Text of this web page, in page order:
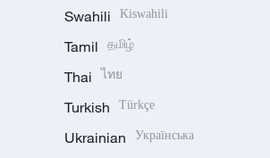
Swahili Kiswahili
Tamil தமிழ்
Thai ไทย
Turkish Türkçe
Ukrainian Українська